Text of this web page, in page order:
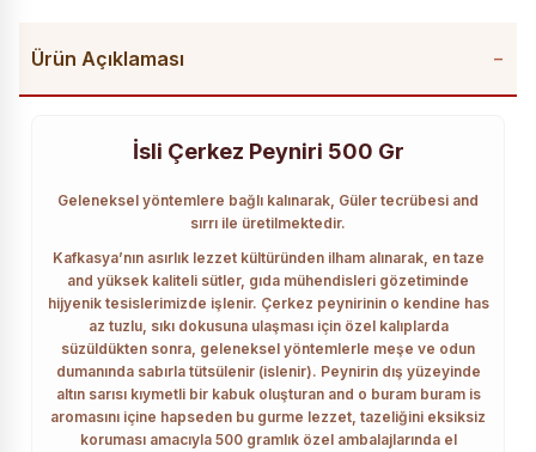
Ürün Açıklaması
İsli Çerkez Peyniri 500 Gr
Geleneksel yöntemlere bağlı kalınarak, Güler tecrübesi and
sırrı ile üretilmektedir.
Kafkasya’nın asırlık lezzet kültüründen ilham alınarak, en taze
and yüksek kaliteli sütler, gıda mühendisleri gözetiminde
hijyenik tesislerimizde işlenir. Çerkez peynirinin o kendine has
az tuzlu, sıkı dokusuna ulaşması için özel kalıplarda
süzüldükten sonra, geleneksel yöntemlerle meşe ve odun
dumanında sabırla tütsülenir (islenir). Peynirin dış yüzeyinde
altın sarısı kıymetli bir kabuk oluşturan and o buram buram is
aromasını içine hapseden bu gurme lezzet, tazeliğini eksiksiz
koruması amacıyla 500 gramlık özel ambalajlarında el